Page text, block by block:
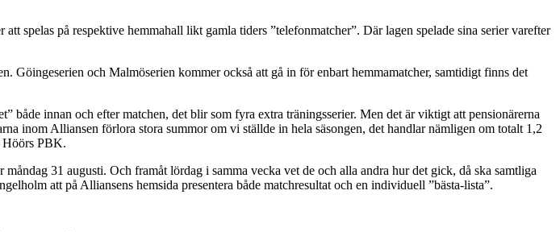
spelas på respektive hemmahall likt gamla tiders ”telefonmatcher”. Där lagen spelade sina serier varefter
Göingeserien och Malmöserien kommer också att gå in för enbart hemmamatcher, samtidigt finns det
både innan och efter matchen, det blir som fyra extra träningsserier. Men det är viktigt att pensionärerna
inom Alliansen förlora stora summor om vi ställde in hela säsongen, det handlar nämligen om totalt 1,2
PBK.
31 augusti. Och framåt lördag i samma vecka vet de och alla andra hur det gick, då ska samtliga
att på Alliansens hemsida presentera både matchresultat och en individuell ”bästa-lista”.